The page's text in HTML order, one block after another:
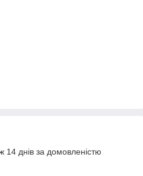
днів за домовленістю